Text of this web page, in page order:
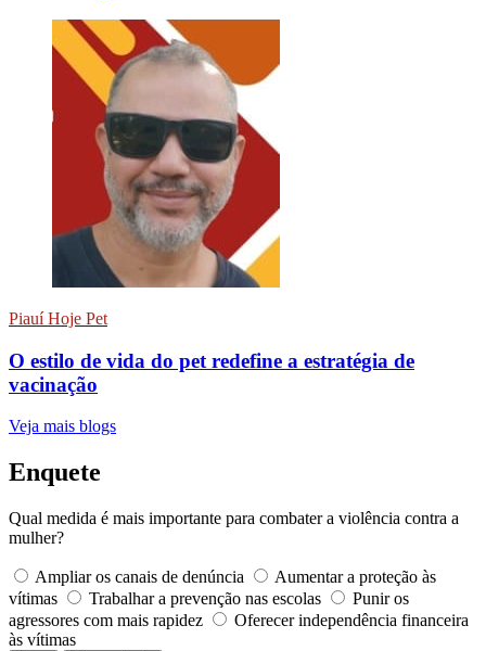
Piauí Hoje Pet
O estilo de vida do pet redefine a estratégia de
vacinação
Veja mais blogs
Enquete
Qual medida é mais importante para combater a violência contra a
mulher?
Ampliar os canais de denúncia
Aumentar a proteção às
vítimas
Trabalhar a prevenção nas escolas
Punir os
agressores com mais rapidez
Oferecer independência financeira
às vítimas